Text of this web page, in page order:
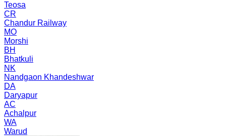
Teosa
CR
Chandur Railway
MO
Morshi
BH
Bhatkuli
NK
Nandgaon Khandeshwar
DA
Daryapur
AC
Achalpur
WA
Warud